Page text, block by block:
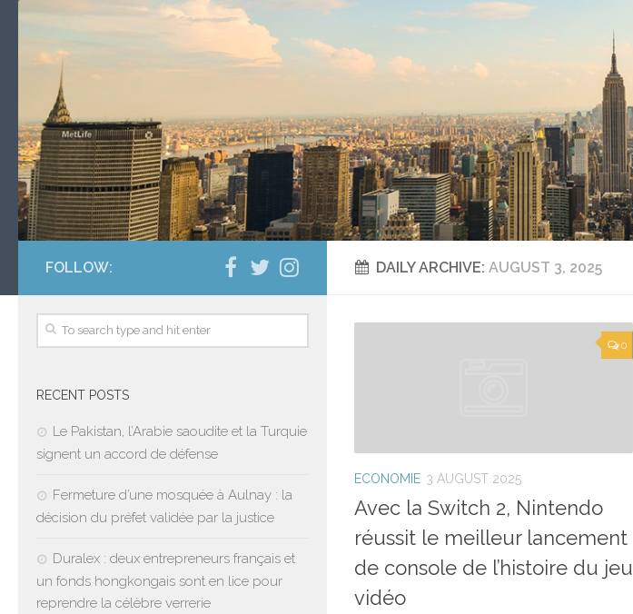
DAILY ARCHIVE: AUGUST 3, 2025
0
ECONOMIE 3 AUGUST 2025
Avec la Switch 2, Nintendo
réussit le meilleur lancement
de console de l’histoire du jeu
vidéo
FOLLOW:
RECENT POSTS
Le Pakistan, l’Arabie saoudite et la Turquie
signent un accord de défense
Fermeture d’une mosquée à Aulnay : la
décision du préfet validée par la justice
Duralex : deux entrepreneurs français et
un fonds hongkongais sont en lice pour
reprendre la célèbre verrerie